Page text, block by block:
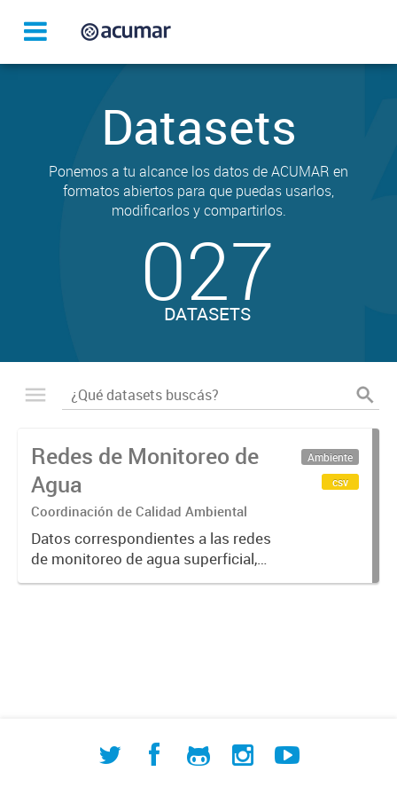
Datasets
Ponemos a tu alcance los datos de ACUMAR en
formatos abiertos para que puedas usarlos,
modificarlos y compartirlos.
027
DATASETS
Redes de Monitoreo de
Agua
Coordinación de Calidad Ambiental
Datos correspondientes a las redes
de monitoreo de agua superficial,
subterránea y humedales (cuerpos
Ambiente
csv